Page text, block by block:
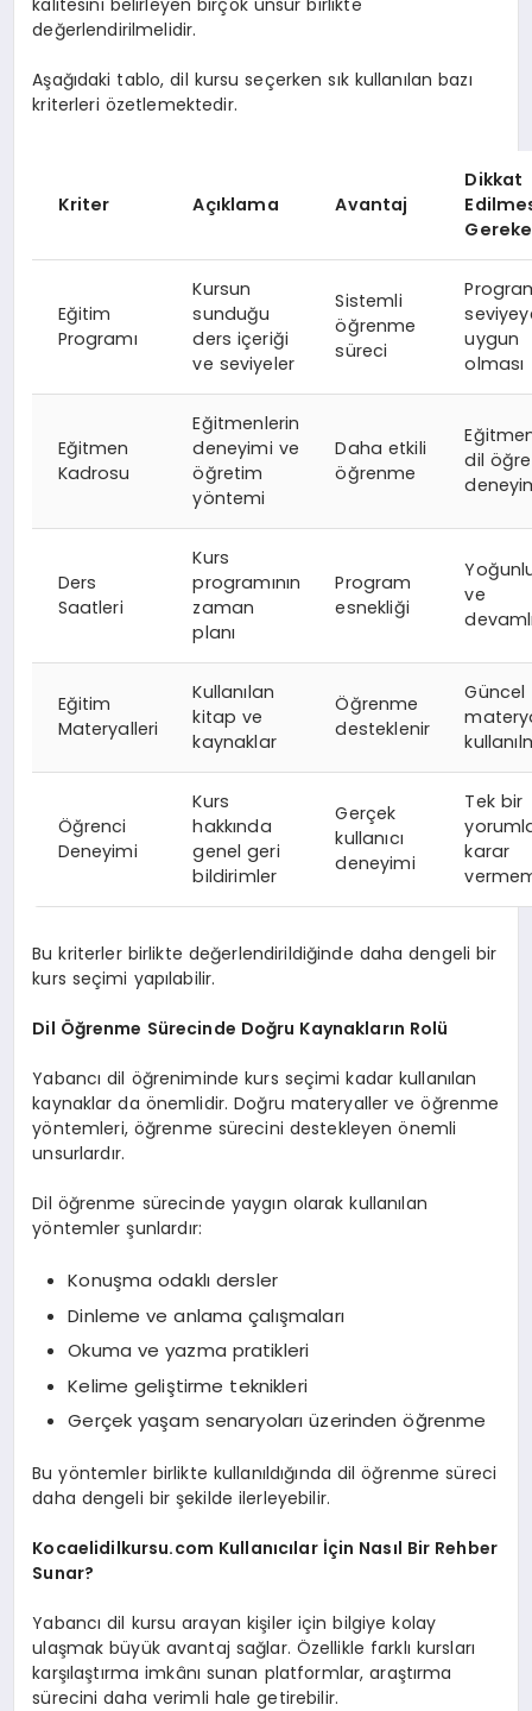
değerlendirilmelidir.
Aşağıdaki tablo, dil kursu seçerken sık kullanılan bazı
kriterleri özetlemektedir.
Kriter Açıklama Avantaj
Dikkat
Eğitim
Programı
Kursun
sunduğu
ders içeriği
ve seviyeler
Sistemli
öğrenme
süreci
uygun
olması
Eğitmen
Kadrosu
Eğitmenlerin
deneyimi ve
öğretim
yöntemi
Daha etkili
öğrenme
dil
Ders
Saatleri
Kurs
programının
zaman
planı
Program
esnekliği
ve
Eğitim
Materyalleri
Kullanılan
kitap ve
kaynaklar
Öğrenme
desteklenir
Güncel
Öğrenci
Deneyimi
Kurs
hakkında
genel geri
bildirimler
Gerçek
kullanıcı
deneyimi
Tek bir
karar
Bu kriterler birlikte değerlendirildiğinde daha dengeli bir
kurs seçimi yapılabilir.
Dil Öğrenme Sürecinde Doğru Kaynakların Rolü
Yabancı dil öğreniminde kurs seçimi kadar kullanılan
kaynaklar da önemlidir. Doğru materyaller ve öğrenme
yöntemleri, öğrenme sürecini destekleyen önemli
unsurlardır.
Dil öğrenme sürecinde yaygın olarak kullanılan
yöntemler şunlardır:
Konuşma odaklı dersler
Dinleme ve anlama çalışmaları
Okuma ve yazma pratikleri
Kelime geliştirme teknikleri
Gerçek yaşam senaryoları üzerinden öğrenme
Bu yöntemler birlikte kullanıldığında dil öğrenme süreci
daha dengeli bir şekilde ilerleyebilir.
Kocaelidilkursu.com Kullanıcılar İçin Nasıl Bir Rehber
Sunar?
Yabancı dil kursu arayan kişiler için bilgiye kolay
ulaşmak büyük avantaj sağlar. Özellikle farklı kursları
karşılaştırma imkânı sunan platformlar, araştırma
sürecini daha verimli hale getirebilir.